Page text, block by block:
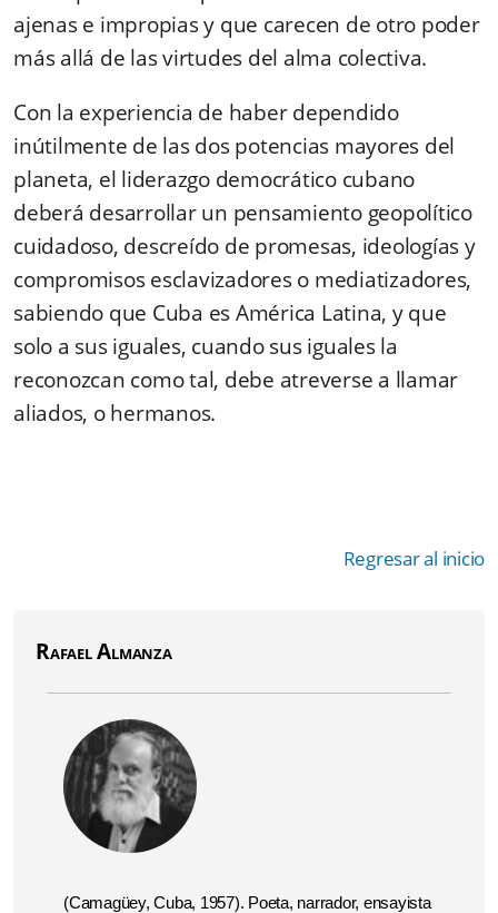
ajenas e impropias y que carecen de otro poder
más allá de las virtudes del alma colectiva.
Con la experiencia de haber dependido
inútilmente de las dos potencias mayores del
planeta, el liderazgo democrático cubano
deberá desarrollar un pensamiento geopolítico
cuidadoso, descreído de promesas, ideologías y
compromisos esclavizadores o mediatizadores,
sabiendo que Cuba es América Latina, y que
solo a sus iguales, cuando sus iguales la
reconozcan como tal, debe atreverse a llamar
aliados, o hermanos.
Regresar al inicio
Rafael Almanza
(Camagüey, Cuba, 1957). Poeta, narrador, ensayista